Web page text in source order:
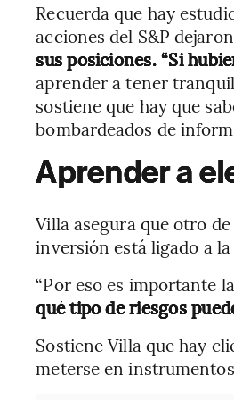
Recuerda que hay
acciones del S&P
sus posiciones. “Si
aprender a tener
sostiene que hay que
bombardeados de
Aprender a
Villa asegura que otro
inversión está ligado a
“Por eso es importante
qué tipo de riesgos
Sostiene Villa que hay
meterse en